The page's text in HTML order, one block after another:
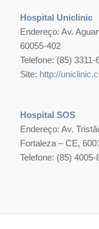
Hospital Uniclinic
Endereço: Av.
60055-402
Telefone: (85) 3311-
Site: http://
Hospital SOS
Endereço: Av.
Fortaleza – CE,
Telefone: (85) 4005-